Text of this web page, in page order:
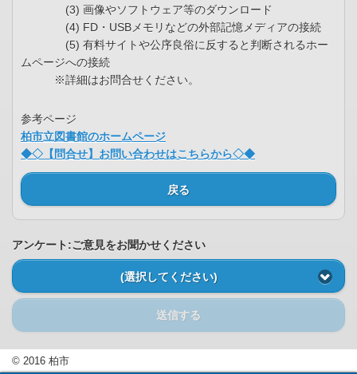
(3) 画像やソフトウェア等のダウンロード
(4) FD・USBメモリなどの外部記憶メディアの接続
(5) 有料サイトや公序良俗に反すると判断されるホー
ムページへの接続
※詳細はお問合せください。
参考ページ
柏市立図書館のホームページ
◆◇【問合せ】お問い合わせはこちらから◇◆
戻る
アンケート:ご意見をお聞かせください
(選択してください)
送信する
© 2016 柏市